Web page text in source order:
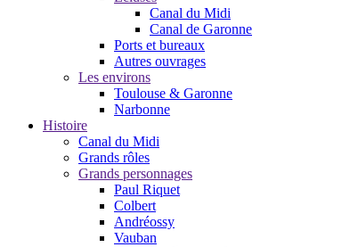
Canal du Midi
Canal de Garonne
Ports et bureaux
Autres ouvrages
Les environs
Toulouse & Garonne
Narbonne
Histoire
Canal du Midi
Grands rôles
Grands personnages
Paul Riquet
Colbert
Andréossy
Vauban